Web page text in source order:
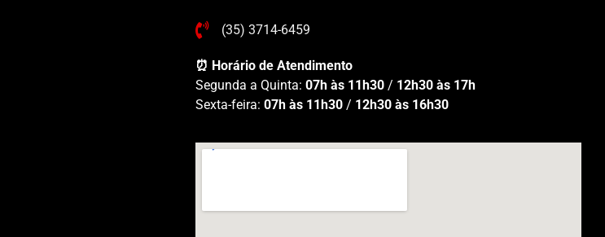
(35) 3714-6459
⏰ Horário de Atendimento
Segunda a Quinta: 07h às 11h30/ 12h30 às 17h
Sexta-feira: 07h às 11h30/ 12h30 às 16h30